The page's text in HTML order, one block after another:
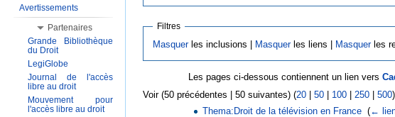
Filtres
Masquerles inclusions | Masquerles liens | Masquerles
Les pages ci-dessous contiennent un lien vers
Voir (50 précédentes | 50 suivantes) (20 50 100 250 500
Thema:Droit de la télévision en France ‎(←
Avertissements
Partenaires
Grande Bibliothèque
du Droit
LegiGlobe
Journal de l'accès
libre au droit
Mouvement pour
l'accès libre au droit